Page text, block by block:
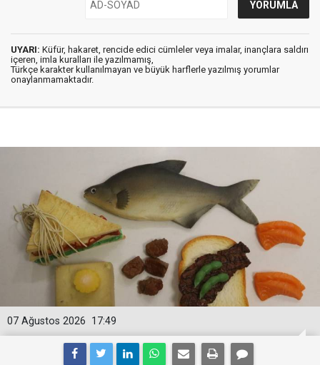
UYARI: Küfür, hakaret, rencide edici cümleler veya imalar, inançlara saldırı
içeren, imla kuralları ile yazılmamış,
Türkçe karakter kullanılmayan ve büyük harflerle yazılmış yorumlar
onaylanmamaktadır.
17:49
07 Ağustos 2026